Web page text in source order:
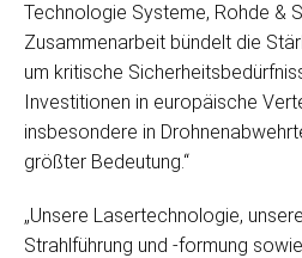
Technologie Systeme, Rohde &
Zusammenarbeit bündelt die
um kritische
Investitionen in europäische
insbesondere in
größter Bedeutung.“
„Unsere Lasertechnologie,
Strahlführung und -formung